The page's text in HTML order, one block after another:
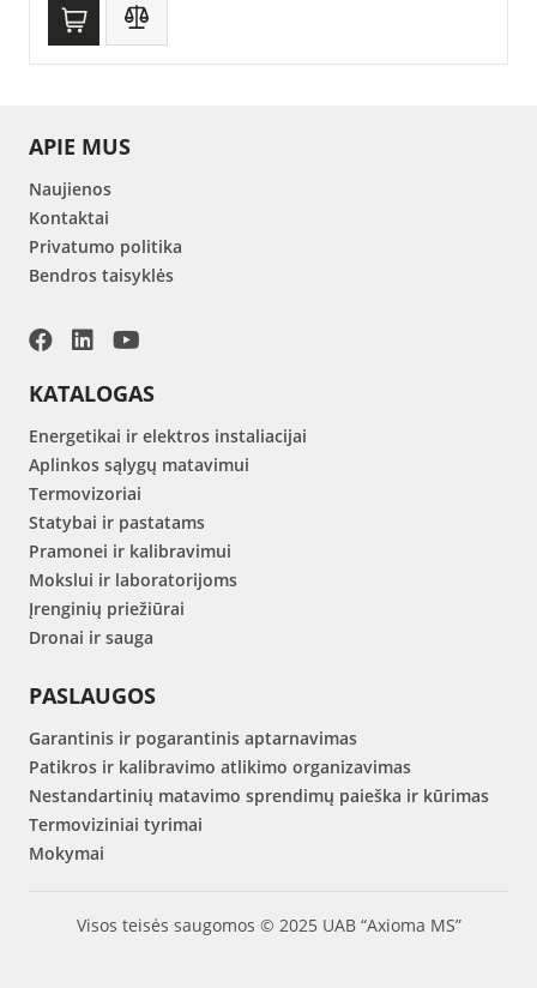
APIE MUS
Naujienos
Kontaktai
Privatumo politika
Bendros taisyklės
KATALOGAS
Energetikai ir elektros instaliacijai
Aplinkos sąlygų matavimui
Termovizoriai
Statybai ir pastatams
Pramonei ir kalibravimui
Mokslui ir laboratorijoms
Įrenginių priežiūrai
Dronai ir sauga
PASLAUGOS
Garantinis ir pogarantinis aptarnavimas
Patikros ir kalibravimo atlikimo organizavimas
Nestandartinių matavimo sprendimų paieška ir kūrimas
Termoviziniai tyrimai
Mokymai
Visos teisės saugomos © 2025 UAB “Axioma MS”